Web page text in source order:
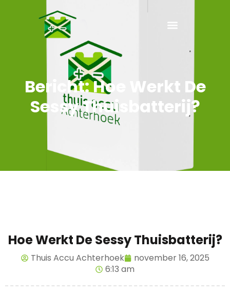
Bericht: Hoe Werkt De
Sessy Thuisbatterij?
Hoe Werkt De Sessy Thuisbatterij?
Thuis Accu Achterhoek
november 16, 2025
6:13 am